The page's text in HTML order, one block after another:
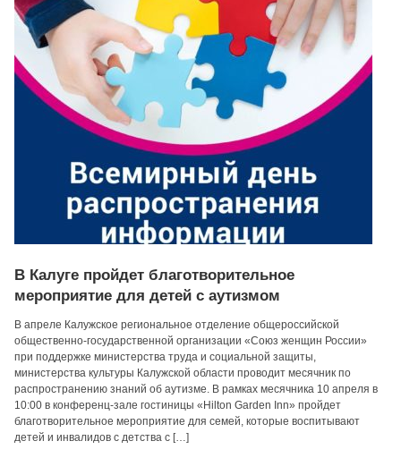
В Калуге пройдет благотворительное
мероприятие для детей с аутизмом
В апреле Калужское региональное отделение общероссийской
общественно-государственной организации «Союз женщин России»
при поддержке министерства труда и социальной защиты,
министерства культуры Калужской области проводит месячник по
распространению знаний об аутизме. В рамках месячника 10 апреля в
10:00 в конференц-зале гостиницы «Hilton Garden Inn» пройдет
благотворительное мероприятие для семей, которые воспитывают
детей и инвалидов с детства с […]